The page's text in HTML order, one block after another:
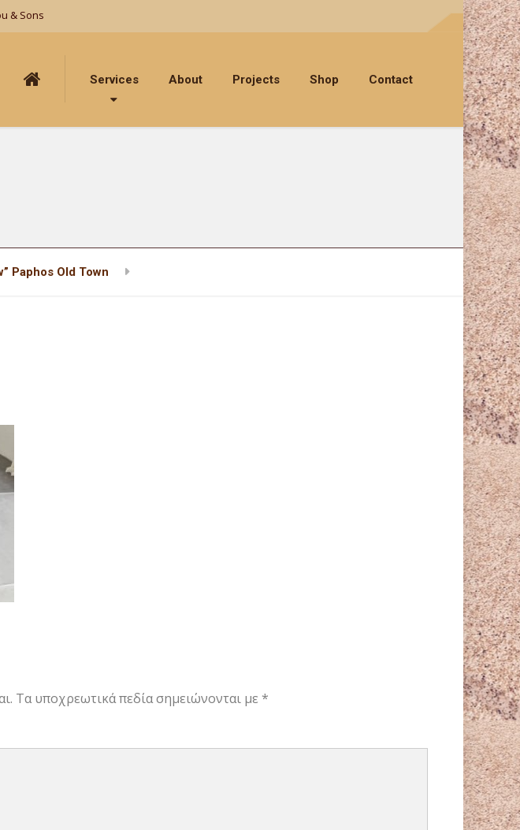
& Sons
Services About Projects Shop Contact
Paphos Old Town
Τα υποχρεωτικά πεδία σημειώνονται με *